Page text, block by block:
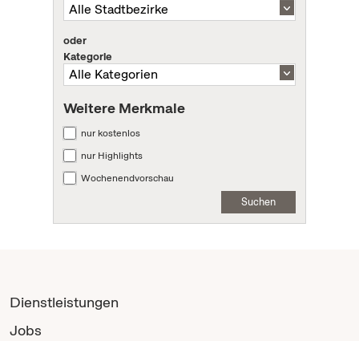
oder
Kategorie
Weitere Merkmale
nur kostenlos
nur Highlights
Wochenendvorschau
Suchen
Dienstleistungen
Jobs